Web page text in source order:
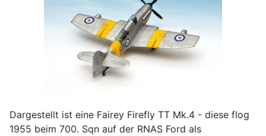
Dargestellt ist eine Fairey Firefly TT Mk.4 - diese flog
1955 beim 700. Sqn auf der RNAS Ford als